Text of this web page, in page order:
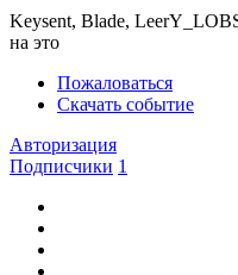
Keysent, Blade,
на это
Пожаловаться
Скачать событие
Авторизация
Подписчики 1